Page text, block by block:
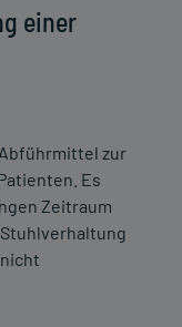
einer
zur
Es
Zeitraum